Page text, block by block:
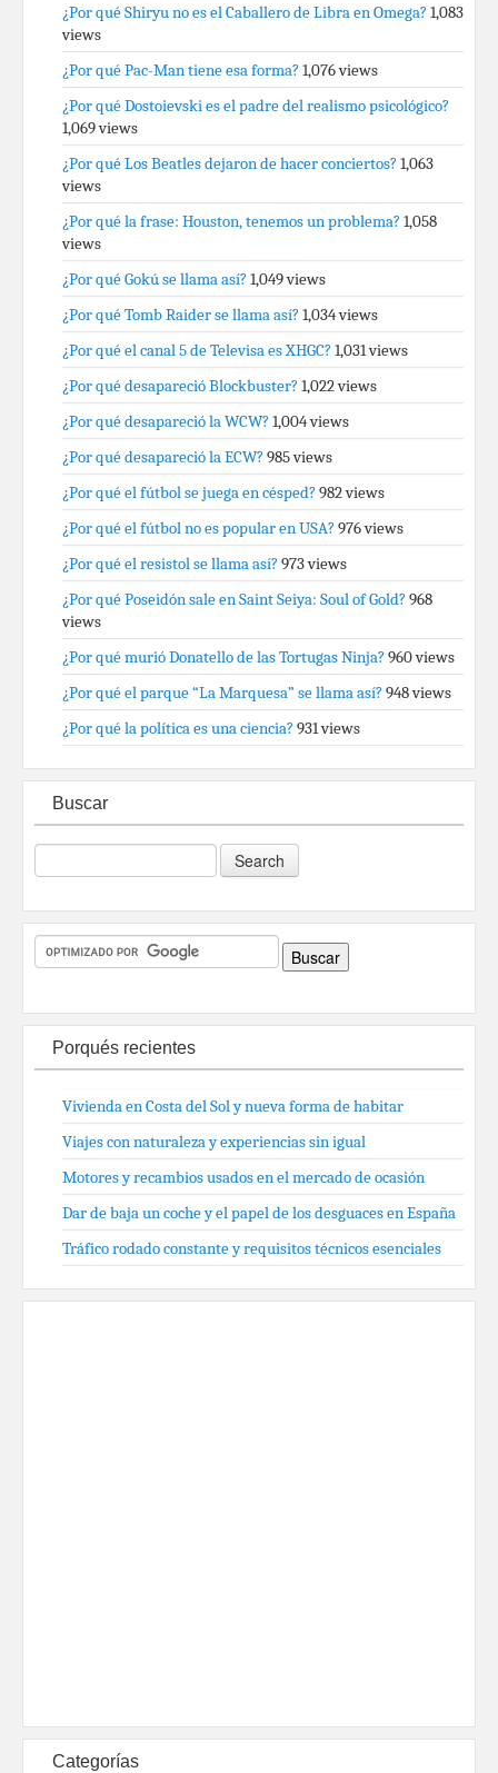
¿Por qué Shiryu no es el Caballero de Libra en Omega? 1,083
views
¿Por qué Pac-Man tiene esa forma? 1,076 views
¿Por qué Dostoievski es el padre del realismo psicológico?
1,069 views
¿Por qué Los Beatles dejaron de hacer conciertos? 1,063
views
¿Por qué la frase: Houston, tenemos un problema? 1,058
views
¿Por qué Gokú se llama así? 1,049 views
¿Por qué Tomb Raider se llama así? 1,034 views
¿Por qué el canal 5 de Televisa es XHGC? 1,031 views
¿Por qué desapareció Blockbuster? 1,022 views
¿Por qué desapareció la WCW? 1,004 views
¿Por qué desapareció la ECW? 985 views
¿Por qué el fútbol se juega en césped? 982 views
¿Por qué el fútbol no es popular en USA? 976 views
¿Por qué el resistol se llama así? 973 views
¿Por qué Poseidón sale en Saint Seiya: Soul of Gold? 968
views
¿Por qué murió Donatello de las Tortugas Ninja? 960 views
¿Por qué el parque “La Marquesa” se llama así? 948 views
¿Por qué la política es una ciencia? 931 views
Buscar
Porqués recientes
Vivienda en Costa del Sol y nueva forma de habitar
Viajes con naturaleza y experiencias sin igual
Motores y recambios usados en el mercado de ocasión
Dar de baja un coche y el papel de los desguaces en España
Tráfico rodado constante y requisitos técnicos esenciales
Categorías